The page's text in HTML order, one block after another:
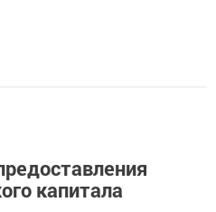
капитала